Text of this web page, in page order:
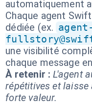
automatiquement
Chaque agent
dédiée (ex. agent-
une visibilité
chaque message
À retenir : L'agent
répétitives et
forte valeur.